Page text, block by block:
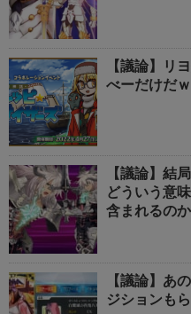
【議論】リ
べーだけだ
【議論】結
どういう意
含まれるの
【議論】あ
ジションも